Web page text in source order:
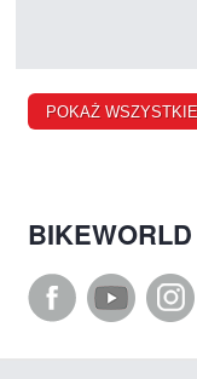
POKAŻ